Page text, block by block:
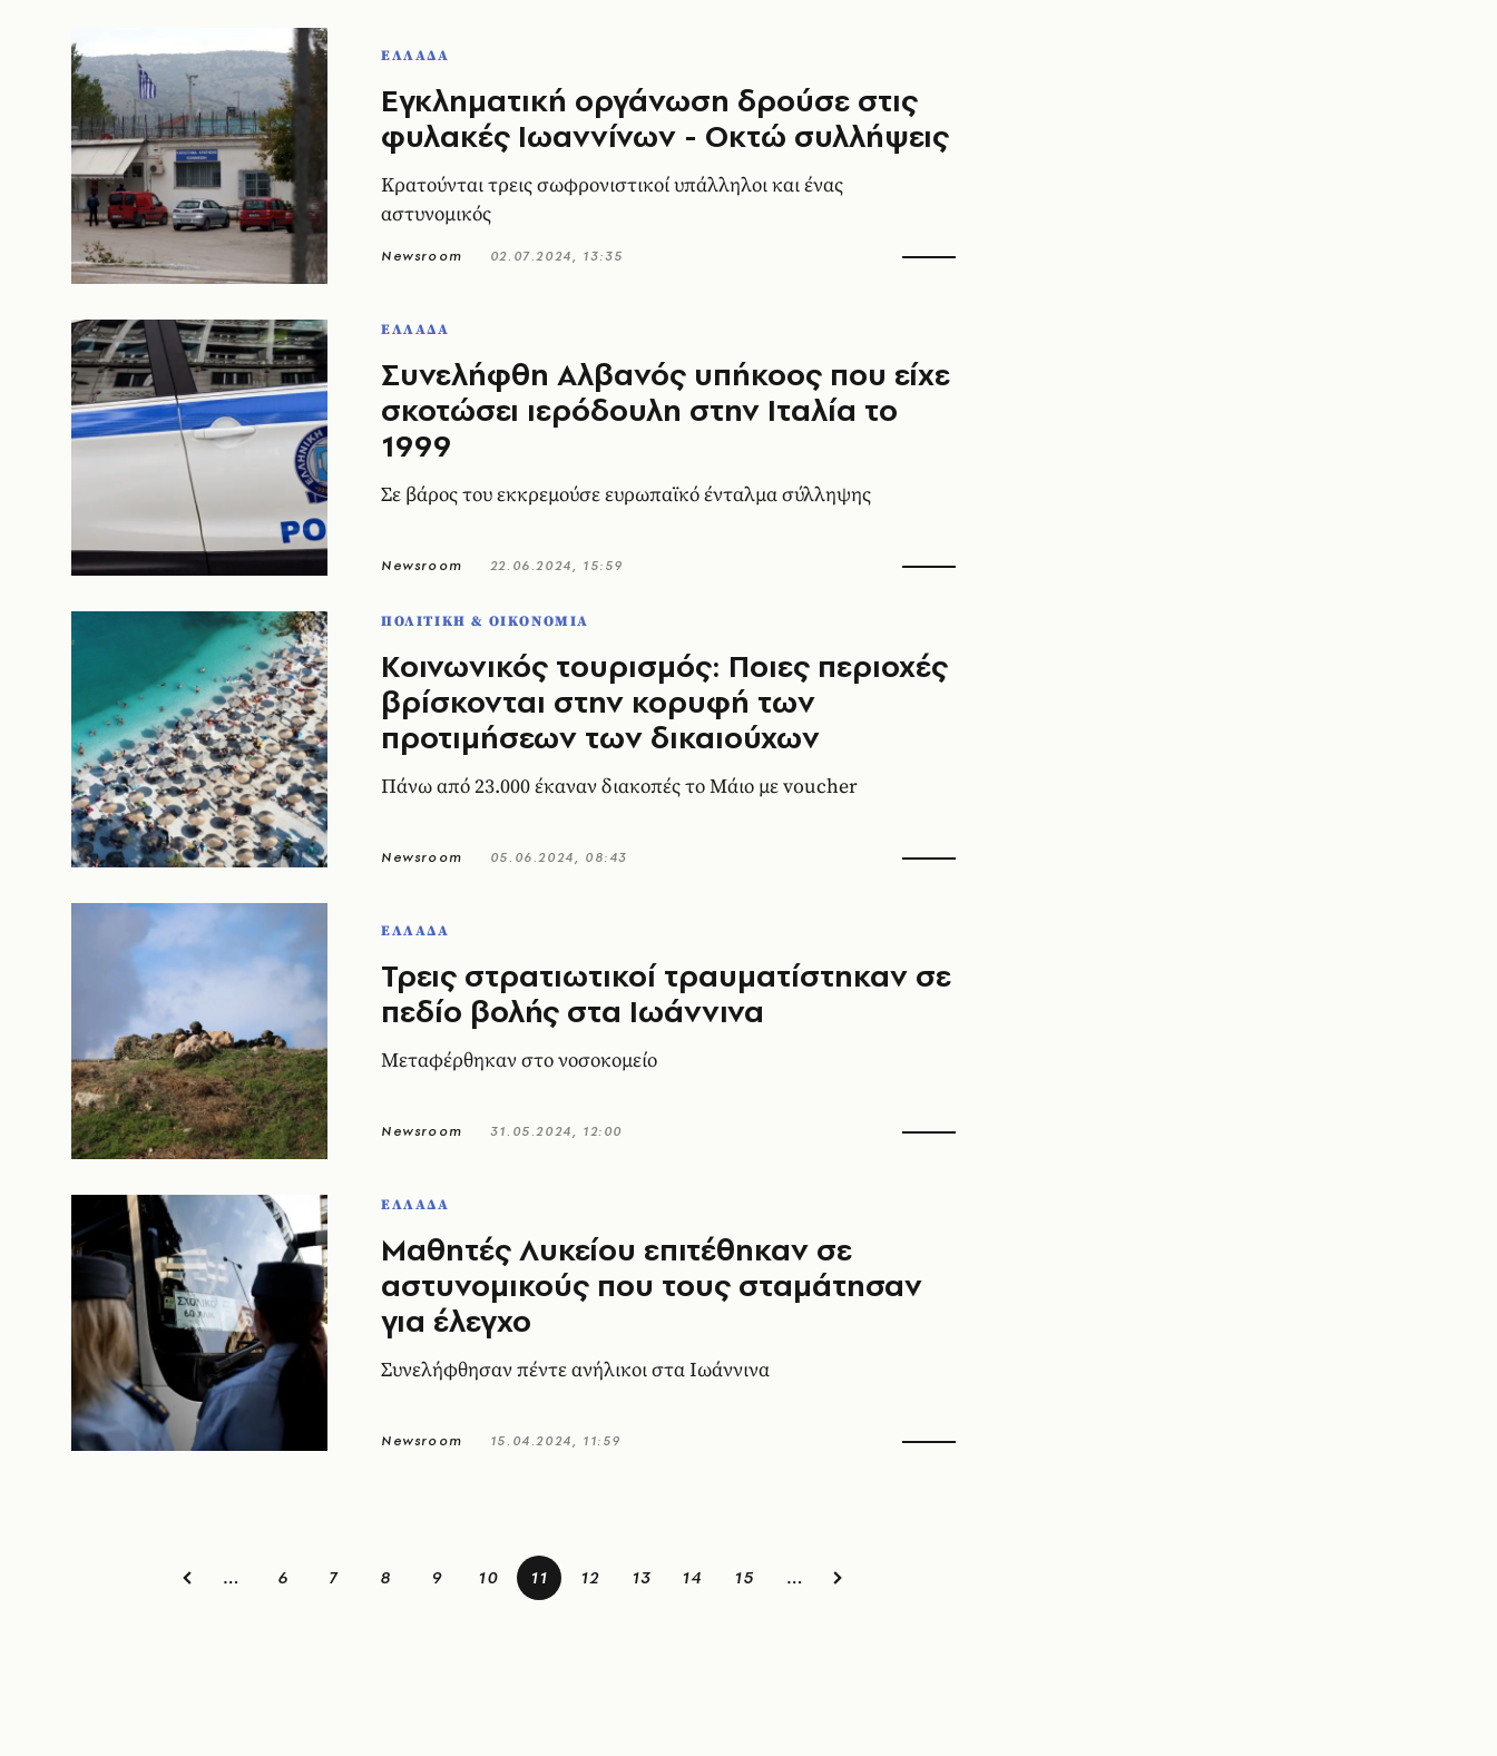
ΕΛΛΑΔΑ
Εγκληματική οργάνωση δρούσε στις
φυλακές Ιωαννίνων - Οκτώ συλλήψεις
Κρατούνται τρεις σωφρονιστικοί υπάλληλοι και ένας
αστυνομικός
Newsroom 02.07.2024, 13:35
ΕΛΛΑΔΑ
Συνελήφθη Αλβανός υπήκοος που είχε
σκοτώσει ιερόδουλη στην Ιταλία το
1999
Σε βάρος του εκκρεμούσε ευρωπαϊκό ένταλμα σύλληψης
Newsroom 22.06.2024, 15:59
ΠΟΛΙΤΙΚΗ & ΟΙΚΟΝΟΜΙΑ
Κοινωνικός τουρισμός: Ποιες περιοχές
βρίσκονται στην κορυφή των
προτιμήσεων των δικαιούχων
Πάνω από 23.000 έκαναν διακοπές το Μάιο με voucher
Newsroom 05.06.2024, 08:43
ΕΛΛΑΔΑ
Τρεις στρατιωτικοί τραυματίστηκαν σε
πεδίο βολής στα Ιωάννινα
Μεταφέρθηκαν στο νοσοκομείο
Newsroom 31.05.2024, 12:00
ΕΛΛΑΔΑ
Μαθητές Λυκείου επιτέθηκαν σε
αστυνομικούς που τους σταμάτησαν
για έλεγχο
Συνελήφθησαν πέντε ανήλικοι στα Ιωάννινα
Newsroom 15.04.2024, 11:59
… 6 7 8 9 10 11 12 13 14 15 …